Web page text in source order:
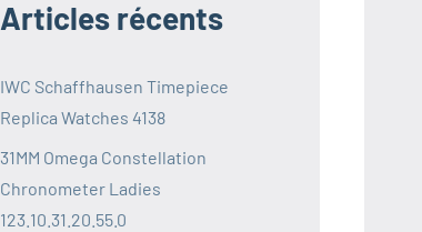
Articles récents
IWC Schaffhausen Timepiece
Replica Watches 4138
31MM Omega Constellation
Chronometer Ladies
123.10.31.20.55.0